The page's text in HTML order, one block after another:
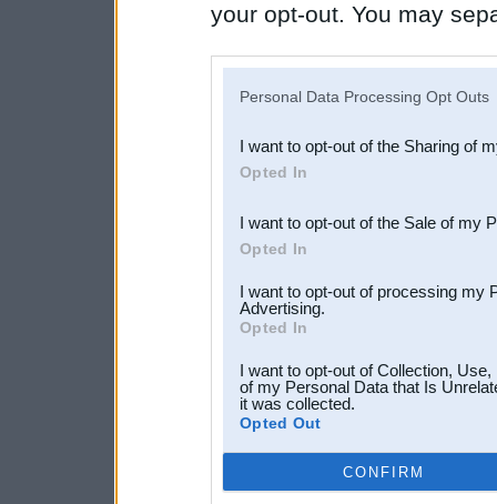
your opt-out. You may
Downstream Participants
third parties.
Personal Data Processing Opt Outs
I want to opt-out of the Sharing of
Opted In
I want to opt-out of the Sale of my
Opted In
I want to opt-out of processing my
Advertising.
Opted In
I want to opt-out of Collection,
of my Personal Data that Is
it was collected.
Opted Out
CONFIRM